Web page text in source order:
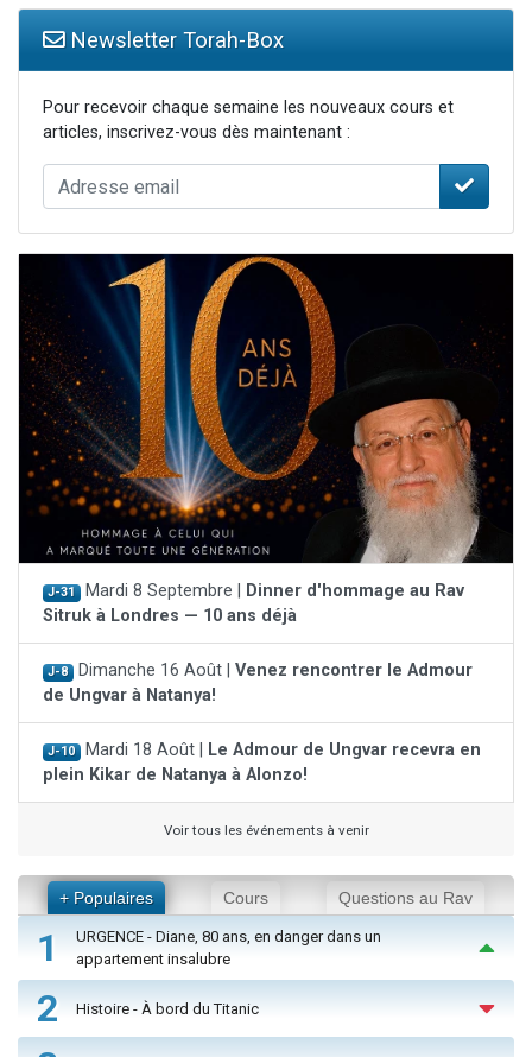
Newsletter Torah-Box
Pour recevoir chaque semaine les nouveaux cours et
articles, inscrivez-vous dès maintenant :
J-31 Mardi 8 Septembre |
Dinner d'hommage au Rav
Sitruk à Londres — 10 ans déjà
J-8 Dimanche 16 Août | Venez rencontrer le Admour
de Ungvar à Natanya!
J-10 Mardi 18 Août |
Le Admour de Ungvar recevra en
plein Kikar de Natanya à Alonzo!
Voir tous les événements à venir
+ Populaires Cours Questions au Rav
1
URGENCE - Diane, 80 ans, en danger dans un
appartement insalubre
2 Histoire - À bord du Titanic